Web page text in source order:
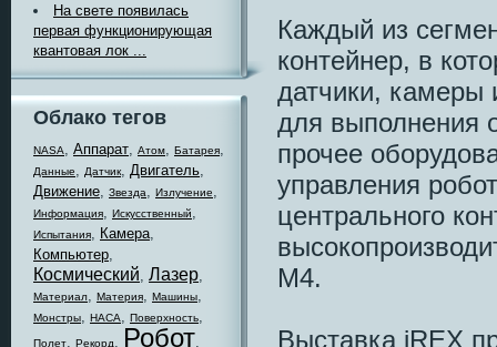
На свете появилась
первая функционирующая
квантовая лок ...
Облако тегов
NASA, Аппарат, Атом, Батарея,
Данные, Датчик, Двигатель,
Движение, Звезда, Излучение,
Информация, Искусственный,
Испытания, Камера,
Компьютер,
Космический, Лазер,
Материал, Материя, Машины,
Монстры, НАСА, Поверхность,
Полет, Рекорд, Робот,
Каждый из
контейнер, в
датчики, камеры
для выполнения
прочее
управления
центрального
M4.
Выставка iREX